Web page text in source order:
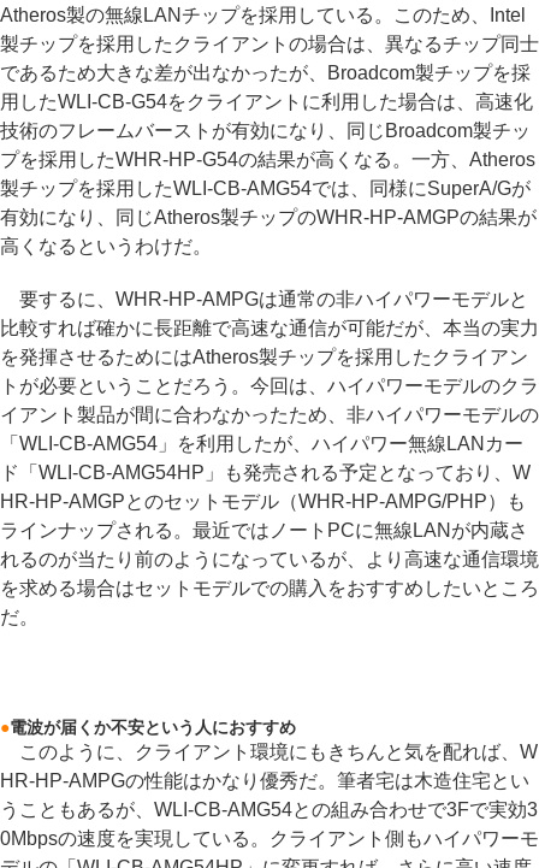
Atheros製の無線LANチップを採用している。このため、Intel
製チップを採用したクライアントの場合は、異なるチップ同士
であるため大きな差が出なかったが、Broadcom製チップを採
用したWLI-CB-G54をクライアントに利用した場合は、高速化
技術のフレームバーストが有効になり、同じBroadcom製チッ
プを採用したWHR-HP-G54の結果が高くなる。一方、Atheros
製チップを採用したWLI-CB-AMG54では、同様にSuperA/Gが
有効になり、同じAtheros製チップのWHR-HP-AMGPの結果が
高くなるというわけだ。
要するに、WHR-HP-AMPGは通常の非ハイパワーモデルと
比較すれば確かに長距離で高速な通信が可能だが、本当の実力
を発揮させるためにはAtheros製チップを採用したクライアン
トが必要ということだろう。今回は、ハイパワーモデルのクラ
イアント製品が間に合わなかったため、非ハイパワーモデルの
「WLI-CB-AMG54」を利用したが、ハイパワー無線LANカー
ド「WLI-CB-AMG54HP」も発売される予定となっており、W
HR-HP-AMGPとのセットモデル（WHR-HP-AMPG/PHP）も
ラインナップされる。最近ではノートPCに無線LANが内蔵さ
れるのが当たり前のようになっているが、より高速な通信環境
を求める場合はセットモデルでの購入をおすすめしたいところ
だ。
●電波が届くか不安という人におすすめ
このように、クライアント環境にもきちんと気を配れば、W
HR-HP-AMPGの性能はかなり優秀だ。筆者宅は木造住宅とい
うこともあるが、WLI-CB-AMG54との組み合わせで3Fで実効3
0Mbpsの速度を実現している。クライアント側もハイパワーモ